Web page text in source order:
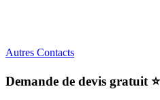
Autres Contacts
Demande de devis gratuit